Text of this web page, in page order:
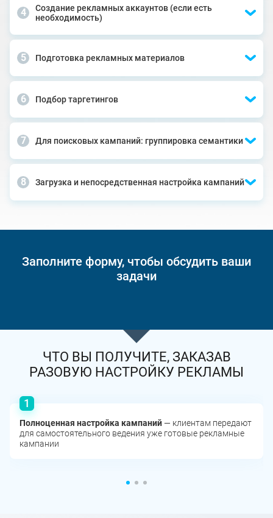
Создание рекламных аккаунтов (если есть
необходимость)
Подготовка рекламных материалов
Подбор таргетингов
Для поисковых кампаний: группировка семантики
Загрузка и непосредственная настройка кампаний
Заполните форму, чтобы обсудить ваши
задачи
ЧТО ВЫ ПОЛУЧИТЕ, ЗАКАЗАВ
РАЗОВУЮ НАСТРОЙКУ РЕКЛАМЫ
Полноценная настройка кампаний— клиентам передают
для самостоятельного ведения уже готовые рекламные
кампании